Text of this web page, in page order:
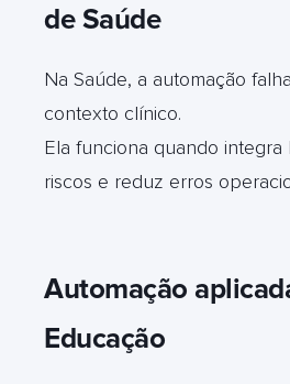
de Saúde
Na Saúde, a automação
contexto clínico.
Ela funciona quando integra
riscos e reduz erros
Automação
Educação